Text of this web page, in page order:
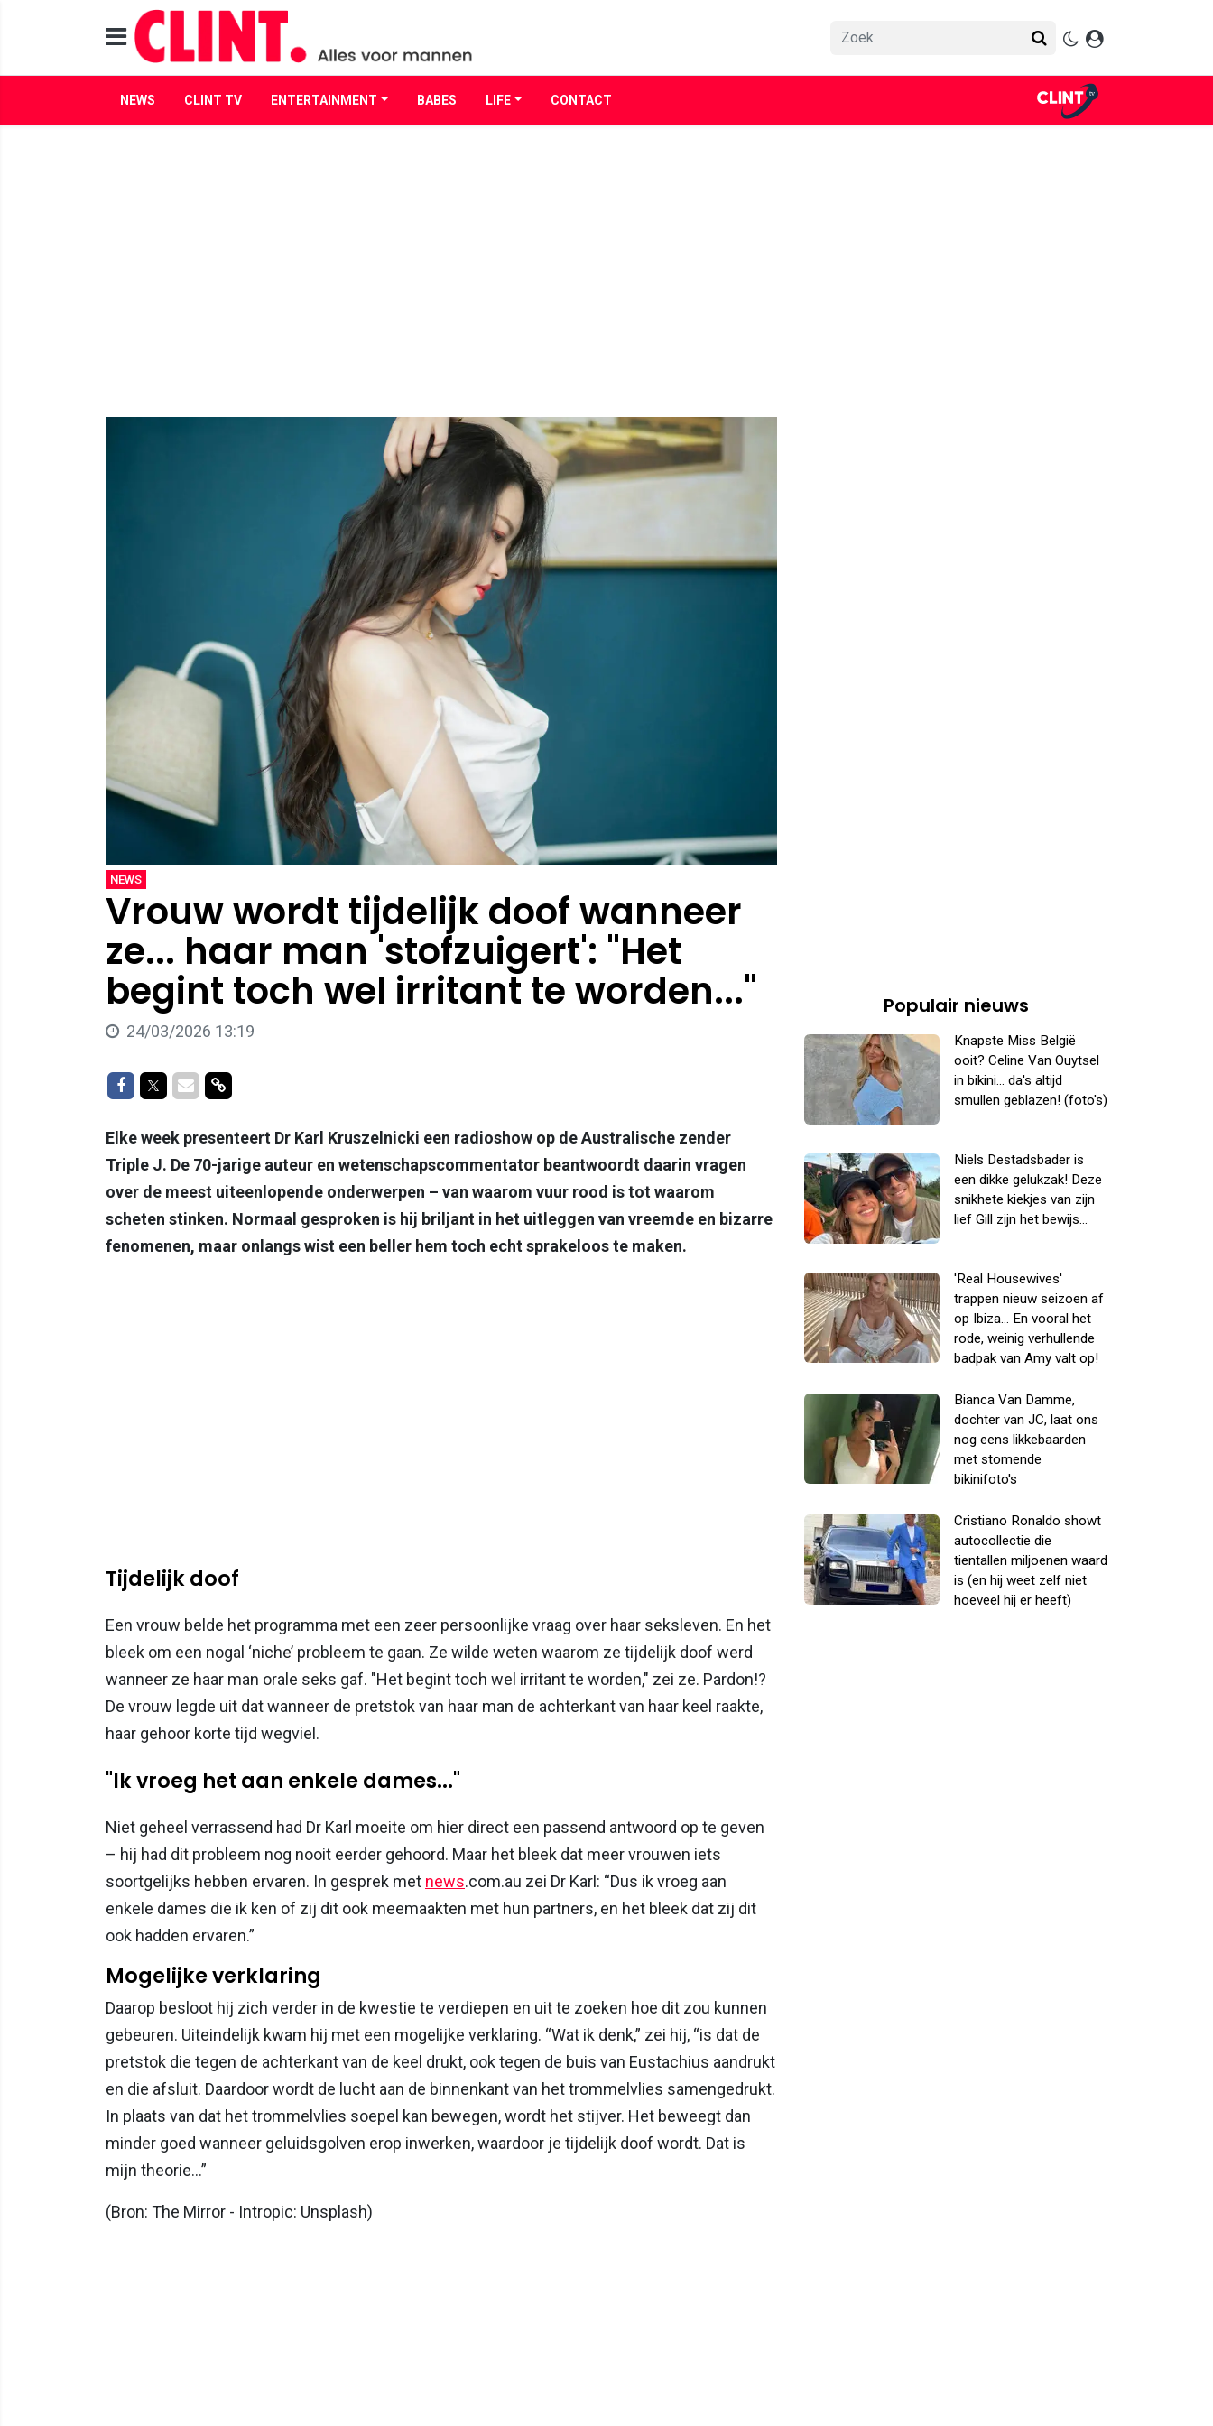
NEWS CLINT TV ENTERTAINMENT BABES LIFE CONTACT
NEWS
Vrouw wordt tijdelijk doof wanneer
ze... haar man 'stofzuigert': "Het
begint toch wel irritant te worden..."
24/03/2026 13:19
Delen op Facebook
Delen op Twitter
Delen via Mail
Delen via link
Elke week presenteert Dr Karl Kruszelnicki een radioshow op de Australische zender
Triple J. De 70-jarige auteur en wetenschapscommentator beantwoordt daarin vragen
over de meest uiteenlopende onderwerpen – van waarom vuur rood is tot waarom
scheten stinken. Normaal gesproken is hij briljant in het uitleggen van vreemde en bizarre
fenomenen, maar onlangs wist een beller hem toch echt sprakeloos te maken.
Tijdelijk doof
Een vrouw belde het programma met een zeer persoonlijke vraag over haar seksleven. En het
bleek om een nogal ‘niche’ probleem te gaan. Ze wilde weten waarom ze tijdelijk doof werd
wanneer ze haar man orale seks gaf. "Het begint toch wel irritant te worden," zei ze. Pardon!?
De vrouw legde uit dat wanneer de pretstok van haar man de achterkant van haar keel raakte,
haar gehoor korte tijd wegviel.
"Ik vroeg het aan enkele dames..."
Niet geheel verrassend had Dr Karl moeite om hier direct een passend antwoord op te geven
– hij had dit probleem nog nooit eerder gehoord. Maar het bleek dat meer vrouwen iets
soortgelijks hebben ervaren. In gesprek met news.com.au zei Dr Karl: “Dus ik vroeg aan
enkele dames die ik ken of zij dit ook meemaakten met hun partners, en het bleek dat zij dit
ook hadden ervaren.”
Mogelijke verklaring
Daarop besloot hij zich verder in de kwestie te verdiepen en uit te zoeken hoe dit zou kunnen
gebeuren. Uiteindelijk kwam hij met een mogelijke verklaring. “Wat ik denk,” zei hij, “is dat de
pretstok die tegen de achterkant van de keel drukt, ook tegen de buis van Eustachius aandrukt
en die afsluit. Daardoor wordt de lucht aan de binnenkant van het trommelvlies samengedrukt.
In plaats van dat het trommelvlies soepel kan bewegen, wordt het stijver. Het beweegt dan
minder goed wanneer geluidsgolven erop inwerken, waardoor je tijdelijk doof wordt. Dat is
mijn theorie…”
(Bron: The Mirror - Intropic: Unsplash)
Populair nieuws
Knapste Miss België
ooit? Celine Van Ouytsel
in bikini... da's altijd
smullen geblazen! (foto's)
Niels Destadsbader is
een dikke gelukzak! Deze
snikhete kiekjes van zijn
lief Gill zijn het bewijs...
'Real Housewives'
trappen nieuw seizoen af
op Ibiza... En vooral het
rode, weinig verhullende
badpak van Amy valt op!
Bianca Van Damme,
dochter van JC, laat ons
nog eens likkebaarden
met stomende
bikinifoto's
Cristiano Ronaldo showt
autocollectie die
tientallen miljoenen waard
is (en hij weet zelf niet
hoeveel hij er heeft)